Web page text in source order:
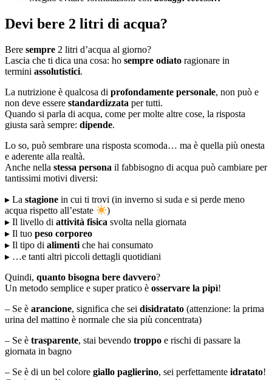
Devi bere 2 litri di acqua?
Bere sempre 2 litri d’acqua al giorno?
Lascia che ti dica una cosa: ho sempre odiato ragionare in
termini assolutistici.
La nutrizione è qualcosa di profondamente personale, non può e
non deve essere standardizzata per tutti.
Quando si parla di acqua, come per molte altre cose, la risposta
giusta sarà sempre: dipende.
Lo so, può sembrare una risposta scomoda… ma è quella più onesta
e aderente alla realtà.
Anche nella stessa persona il fabbisogno di acqua può cambiare per
tantissimi motivi diversi:
▸ La stagione in cui ti trovi (in inverno si suda e si perde meno
acqua rispetto all’estate
)
▸ Il livello di attività fisica svolta nella giornata
▸ Il tuo peso corporeo
▸ Il tipo di alimenti che hai consumato
▸ …e tanti altri piccoli dettagli quotidiani
Quindi, quanto bisogna bere davvero?
Un metodo semplice e super pratico è osservare la pipì!
– Se è arancione, significa che sei disidratato (attenzione: la prima
urina del mattino è normale che sia più concentrata)
– Se è trasparente, stai bevendo troppo e rischi di passare la
giornata in bagno
– Se è di un bel colore giallo paglierino, sei perfettamente idratato!